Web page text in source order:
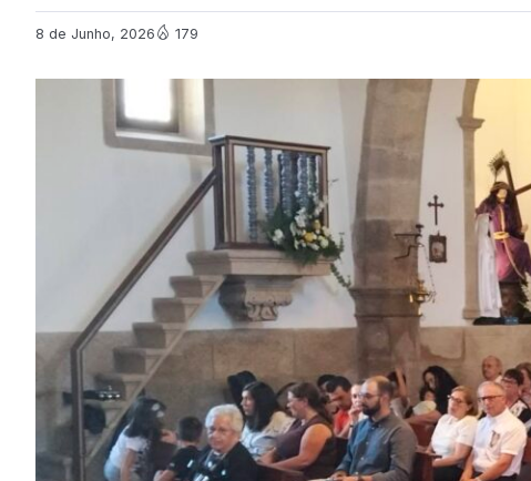
8 de Junho, 2026 179